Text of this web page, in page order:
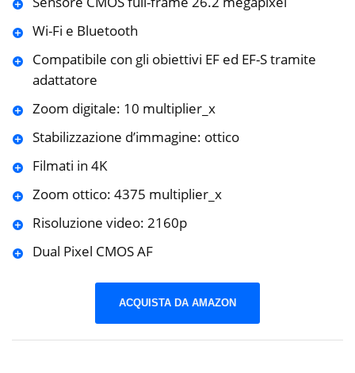
Wi-Fi e Bluetooth
Compatibile con gli obiettivi EF ed EF-S tramite
adattatore
Zoom digitale: 10 multiplier_x
Stabilizzazione d’immagine: ottico
Filmati in 4K
Zoom ottico: 4375 multiplier_x
Risoluzione video: 2160p
Dual Pixel CMOS AF
ACQUISTA DA AMAZON